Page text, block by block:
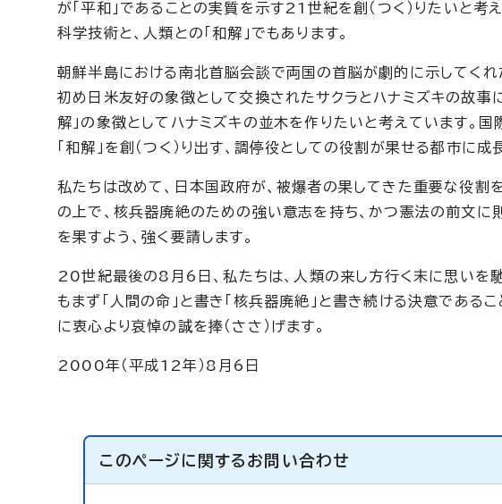
が「平和」であることの実質を示す21世紀を創（つく）りたいと
科学技術と、人類との「和解」でもあります。
朝鮮半島における南北首脳会談で両国の首脳が劇的に示してくれ
初め日米友好の象徴として交換されたサクラとハナミズキの故事
解」の象徴としてハナミズキの並木を作りたいと考えています。
「和解」を創（つく）り出す、調停役としての役割が果せる都市に成
私たちは改めて、日本国政府が、被爆者の果してきた重要な役割
の上で、核兵器廃絶のための強い意志を持ち、かつ憲法の前文に則
を果すよう、強く要請します。
20世紀最後の8月6日、私たちは、人類の来し方行く末に思いを馳
もまず「人間の命」と書き「核兵器廃絶」と書き続ける決意である
に衷心より哀悼の誠を捧（ささ）げます。
2000年（平成12年）8月6日
このページに関する お問い合わせ